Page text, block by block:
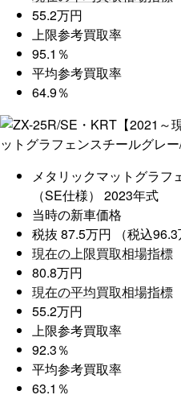
55.2万円
上限参考買取率
95.1％
平均参考買取率
64.9％
メタリックマットグラフ
（SE仕様） 2023年式
当時の新車価格
税抜 87.5万円 （税
現在の上限買取相場指標
80.8万円
現在の平均買取相場指標
55.2万円
上限参考買取率
92.3％
平均参考買取率
63.1％